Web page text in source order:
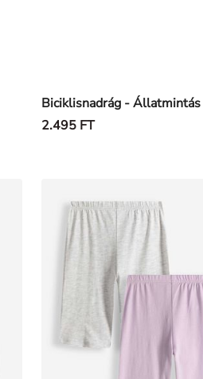
Biciklisnadrág - Állatmintás
2.495 FT